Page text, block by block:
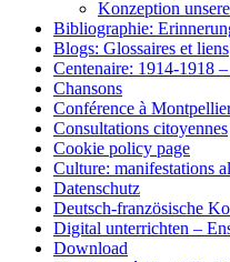
Konzeption
Bibliographie:
Blogs: Glossaires et liens
Centenaire: 1914-1918
Chansons
Conférence à
Consultations citoyennes
Cookie policy page
Culture: manifestations
Datenschutz
Deutsch-französische
Digital unterrichten –
Download